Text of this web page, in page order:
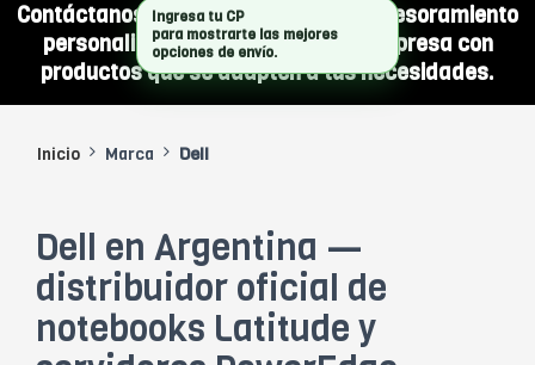
Contáctanos por WhatsApp y recibí asesoramiento
personalizado para equipar a tu empresa con
productos que se adapten a tus necesidades.
Inicio Marca Dell
Dell en Argentina —
distribuidor oficial de
notebooks Latitude y
Ingresa tu CP
para mostrarte las mejores
opciones de envío.